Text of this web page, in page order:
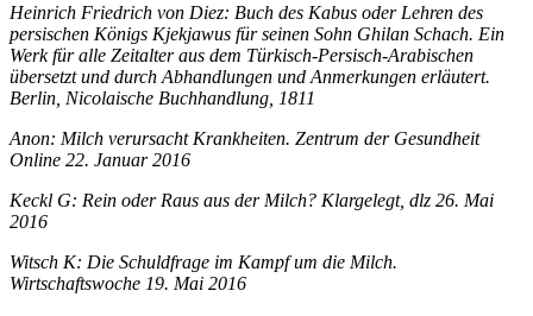
Heinrich Friedrich von Diez: Buch des Kabus oder Lehren des
persischen Königs Kjekjawus für seinen Sohn Ghilan Schach. Ein
Werk für alle Zeitalter aus dem Türkisch-Persisch-Arabischen
übersetzt und durch Abhandlungen und Anmerkungen erläutert.
Berlin, Nicolaische Buchhandlung, 1811
Anon: Milch verursacht Krankheiten. Zentrum der Gesundheit
Online 22. Januar 2016
Keckl G: Rein oder Raus aus der Milch? Klargelegt, dlz 26. Mai
2016
Witsch K: Die Schuldfrage im Kampf um die Milch.
Wirtschaftswoche 19. Mai 2016